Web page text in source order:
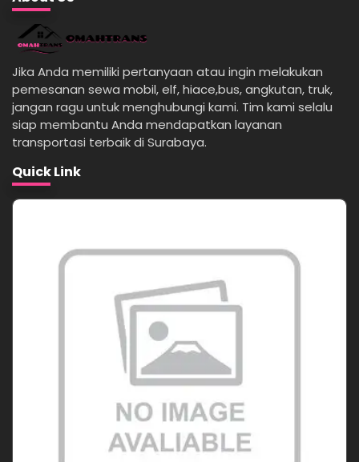
Jika Anda memiliki pertanyaan atau ingin melakukan
pemesanan sewa mobil, elf, hiace,bus, angkutan, truk,
jangan ragu untuk menghubungi kami. Tim kami selalu
siap membantu Anda mendapatkan layanan
transportasi terbaik di Surabaya.
Quick Link